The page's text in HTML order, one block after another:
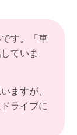
す。「車
ていま
ますが、
ライブに